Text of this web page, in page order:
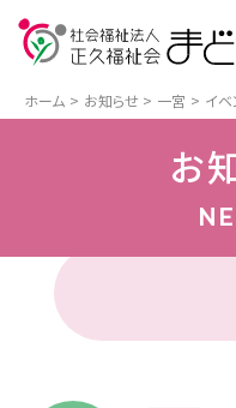
ホーム お知らせ 一宮 イベ
お